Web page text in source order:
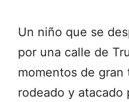
Un niño que se
por una calle de
momentos de
rodeado y atacado